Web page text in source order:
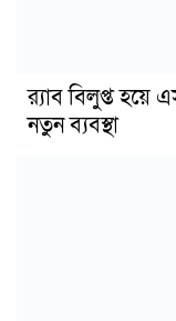
র‍্যাব বিলুপ্ত হয়ে
নতুন ব্যবস্থা